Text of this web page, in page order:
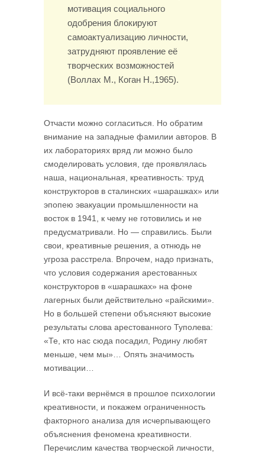
мотивация социального
одобрения блокируют
самоактуализацию личности,
затрудняют проявление её
творческих возможностей
(Воллах М., Коган Н.,1965).
Отчасти можно согласиться. Но обратим
внимание на западные фамилии авторов. В
их лабораториях вряд ли можно было
смоделировать условия, где проявлялась
наша, национальная, креативность: труд
конструкторов в сталинских «шарашках» или
эпопею эвакуации промышленности на
восток в 1941, к чему не готовились и не
предусматривали. Но — справились. Были
свои, креативные решения, а отнюдь не
угроза расстрела. Впрочем, надо признать,
что условия содержания арестованных
конструкторов в «шарашках» на фоне
лагерных были действительно «райскими».
Но в большей степени объясняют высокие
результаты слова арестованного Туполева:
«Те, кто нас сюда посадил, Родину любят
меньше, чем мы»… Опять значимость
мотивации…
И всё-таки вернёмся в прошлое психологии
креативности, и покажем ограниченность
факторного анализа для исчерпывающего
объяснения феномена креативности.
Перечислим качества творческой личности,